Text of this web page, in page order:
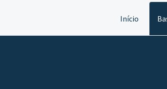
Início